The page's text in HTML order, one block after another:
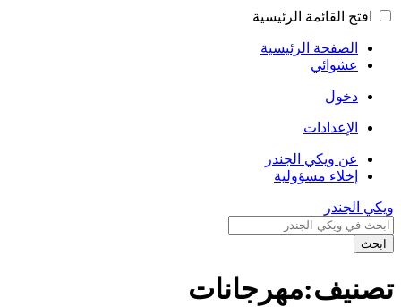
افتح القائمة الرئيسية
الصفحة الرئيسية
عشوائي
دخول
الإعدادات
عن ويكي الجندر
إخلاء مسؤولية
ويكي الجندر
ابحث
تصنيف:مهرجانات